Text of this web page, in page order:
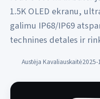
1.5K OLED ekranu,
galimu IP68/IP69
technines detales ir
Austėja Kavaliauskaitė